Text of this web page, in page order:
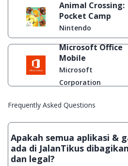
Animal Crossing:
Pocket Camp
Nintendo
Microsoft Office
Mobile
Microsoft
Corporation
Frequently Asked Questions
Apakah semua aplikasi &
ada di JalanTikus
dan legal?